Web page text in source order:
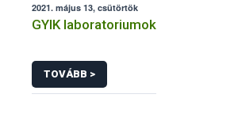
2021. május 13, csütörtök
GYIK laboratoriumok
TOVÁBB >